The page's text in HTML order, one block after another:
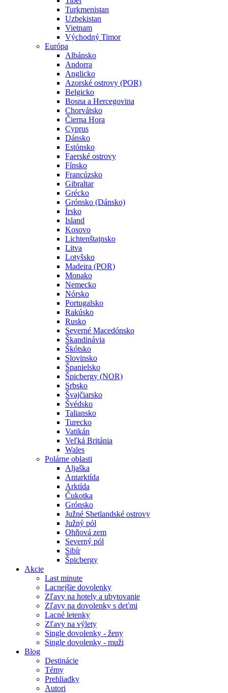
Turkmenistan
Uzbekistan
Vietnam
Východný Timor
Európa
Albánsko
Andorra
Anglicko
Azorské ostrovy (POR)
Belgicko
Bosna a Hercegovina
Chorvátsko
Čierna Hora
Cyprus
Dánsko
Estónsko
Faerské ostrovy
Fínsko
Francúzsko
Gibraltar
Grécko
Grónsko (Dánsko)
Írsko
Island
Kosovo
Lichtenštajnsko
Litva
Lotyšsko
Madeira (POR)
Monako
Nemecko
Nórsko
Portugalsko
Rakúsko
Rusko
Severné Macedónsko
Škandinávia
Škótsko
Slovinsko
Španielsko
Špicbergy (NOR)
Srbsko
Švajčiarsko
Švédsko
Taliansko
Turecko
Vatikán
Veľká Británia
Wales
Polárne oblasti
Aljaška
Antarktída
Arktída
Čukotka
Grónsko
Južné Shetlandské ostrovy
Južný pól
Ohňová zem
Severný pól
Sibír
Špicbergy
Akcie
Last minute
Lacnejšie dovolenky
Zľavy na hotely a ubytovanie
Zľavy na dovolenky s deťmi
Lacné letenky
Zľavy na výlety
Single dovolenky - ženy
Single dovolenky - muži
Blog
Destinácie
Témy
Prehliadky
Autori